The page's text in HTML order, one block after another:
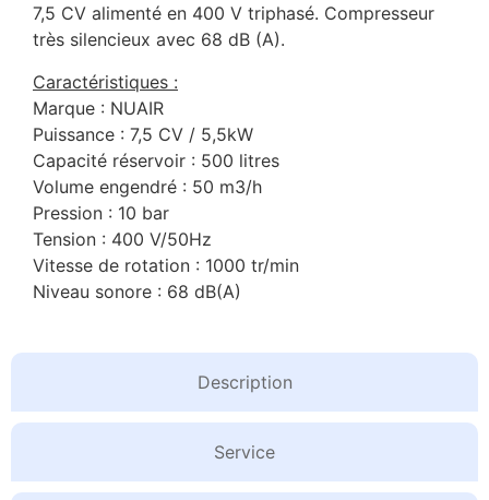
Description
Service
7,5 CV alimenté en 400 V triphasé. Compresseur
très silencieux avec 68 dB (A).
Caractéristiques :
Marque : NUAIR
Puissance : 7,5 CV / 5,5kW
Capacité réservoir : 500 litres
Volume engendré : 50 m3/h
Pression : 10 bar
Tension : 400 V/50Hz
Vitesse de rotation : 1000 tr/min
Niveau sonore : 68 dB(A)